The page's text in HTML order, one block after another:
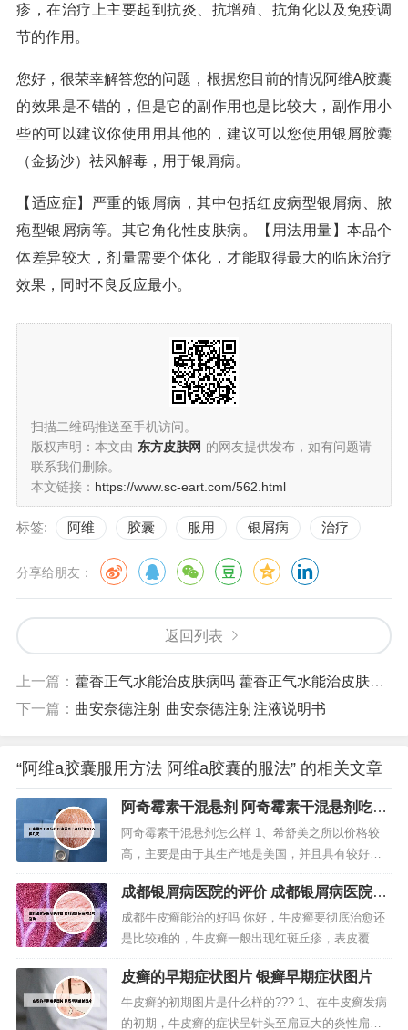
疹，在治疗上主要起到抗炎、抗增殖、抗角化以及免疫调
节的作用。
您好，很荣幸解答您的问题，根据您目前的情况阿维A胶囊
的效果是不错的，但是它的副作用也是比较大，副作用小
些的可以建议你使用用其他的，建议可以您使用银屑胶囊
（金扬沙）祛风解毒，用于银屑病。
【适应症】严重的银屑病，其中包括红皮病型银屑病、脓
疱型银屑病等。其它角化性皮肤病。【用法用量】本品个
体差异较大，剂量需要个体化，才能取得最大的临床治疗
效果，同时不良反应最小。
扫描二维码推送至手机访问。
版权声明：本文由 东方皮肤网 的网友提供发布，如有问题请
联系我们删除。
本文链接： https://www.sc-eart.com/562.html
标签: 阿维 胶囊 服用 银屑病 治疗
分享给朋友：
返回列表
上一篇： 藿香正气水能治皮肤病吗 藿香正气水能治皮肤病吗怎么用
下一篇： 曲安奈德注射 曲安奈德注射注液说明书
“阿维a胶囊服用方法 阿维a胶囊的服法” 的相关文章
阿奇霉素干混悬剂 阿奇霉素干混悬剂吃几
天停几天
阿奇霉素干混悬剂怎么样 1、希舒美之所以价格较
高，主要是由于其生产地是美国，并且具有较好的
疗效和较高的耐受性。2、阿奇霉素干混悬剂（孩尔
欣）在体内分布广泛，在各组织内浓度可达同期血
浓度的10～100倍，在巨噬细胞及纤维母细胞内浓度
高，前者能将阿奇霉素转运至炎症部位。3、阿奇霉
素干混悬剂具有对细菌很好...
成都银屑病医院的评价 成都银屑病医院挂
号咨询
成都牛皮癣能治的好吗 你好，牛皮癣要彻底治愈还
是比较难的，牛皮癣一般出现红斑丘疹，表皮覆盖
一层层银白鳞屑，皮肤干枯、脱屑结痂有的皮肤症
状连成一片，状如地图，有的瘙痒，流脓流水，血
迹斑斑，目不忍睹。牛皮癣是容易复发的皮肤疾
病，现在医疗技术还没有彻底除根，但是去正规的
皮癣的早期症状图片 银癣早期症状图片
牛皮癣的初期图片是什么样的??? 1、在牛皮癣发病
的初期，牛皮癣的症状呈针头至扁豆大的炎性扁平